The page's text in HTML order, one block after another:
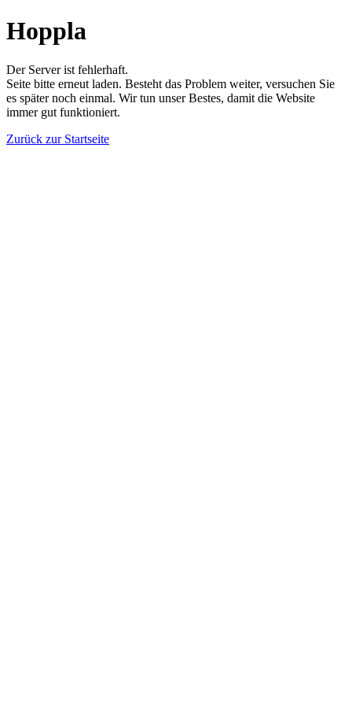
Hoppla
Der Server ist fehlerhaft.
Seite bitte erneut laden. Besteht das Problem weiter, versuchen Sie
es später noch einmal. Wir tun unser Bestes, damit die Website
immer gut funktioniert.
Zurück zur Startseite